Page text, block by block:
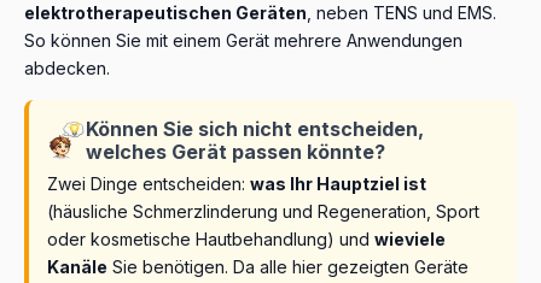
elektrotherapeutischen Geräten , neben TENS und EMS.
So können Sie mit einem Gerät mehrere Anwendungen
abdecken.
Können Sie sich nicht entscheiden,
welches Gerät passen könnte?
Zwei Dinge entscheiden: was Ihr Hauptziel ist
(häusliche Schmerzlinderung und Regeneration, Sport
oder kosmetische Hautbehandlung) und wieviele
Kanäle Sie benötigen. Da alle hier gezeigten Geräte